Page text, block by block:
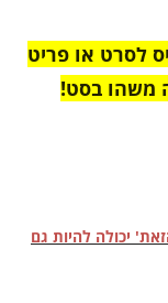
לסרט או פריט
משהו בסט!
יכולה להיות גם